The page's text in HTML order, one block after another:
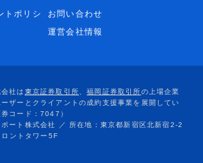
トポリシ
お問い合わせ
運営会社情報